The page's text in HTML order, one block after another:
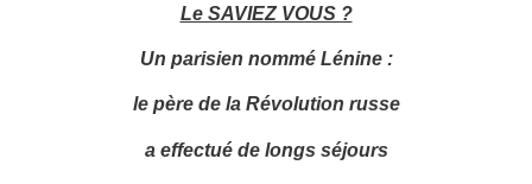
Le SAVIEZ VOUS ?
Un parisien nommé Lénine :
le père de la Révolution russe
a effectué de longs séjours